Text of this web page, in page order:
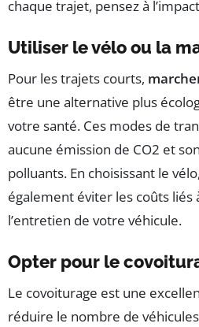
chaque trajet, pensez à
Utiliser le vélo ou la
Pour les trajets courts,
être une alternative plus
votre santé. Ces modes de
aucune émission de CO2 et
polluants. En choisissant le
également éviter les coûts liés
l’entretien de votre véhicule.
Opter pour le
Le covoiturage est une
réduire le nombre de